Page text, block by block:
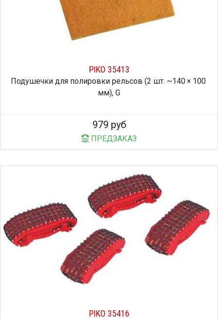
PIKO 35413
Подушечки для полировки рельсов (2 шт. ~140 × 100
мм), G
979 руб
ПРЕДЗАКАЗ
PIKO 35416